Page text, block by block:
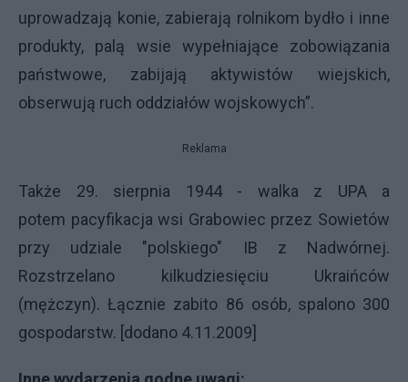
uprowadzają konie, zabierają rolnikom bydło i inne
produkty, palą wsie wypełniające zobowiązania
państwowe, zabijają aktywistów wiejskich,
obserwują ruch oddziałów wojskowych”.
Reklama
Także 29. sierpnia 1944 - walka z UPA a
potem pacyfikacja wsi Grabowiec przez Sowietów
przy udziale "polskiego" IB z Nadwórnej.
Rozstrzelano kilkudziesięciu Ukraińców
(mężczyn). Łącznie zabito 86 osób, spalono 300
gospodarstw. [dodano 4.11.2009]